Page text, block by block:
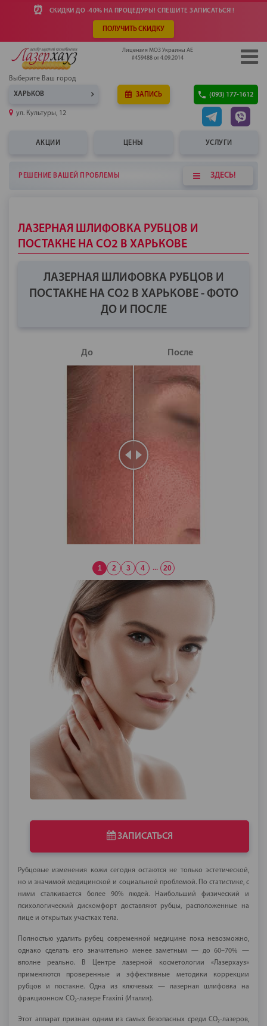
⏰ СКИДКИ ДО -40% НА ПРОЦЕДУРЫ! СПЕШИТЕ ​​ЗАПИСАТЬСЯ!!
ПОЛУЧИТЬ СКИДКУ
Лицензия МОЗ Украины АЕ
#459488 от 4.09.2014
Выберите Ваш город
ХАРЬКОВ
ул. Культуры, 12
ЗАПИСЬ (093) 177-1612
АКЦИИ ЦЕНЫ УСЛУГИ
РЕШЕНИЕ ВАШЕЙ ПРОБЛЕМЫ ЗДЕСЬ!
ЛАЗЕРНАЯ ШЛИФОВКА РУБЦОВ И
ПОСТАКНЕ НА СО2 В ХАРЬКОВЕ
ЛАЗЕРНАЯ ШЛИФОВКА РУБЦОВ И
ПОСТАКНЕ НА СО2 В ХАРЬКОВЕ - ФОТО
ДО И ПОСЛЕ
До После
1 2 3 4 ... 20
ЗАПИСАТЬСЯ
Рубцовые изменения кожи сегодня остаются не только эстетической,
но и значимой медицинской и социальной проблемой. По статистике, с
ними сталкивается более 90% людей. Наибольший физический и
психологический дискомфорт доставляют рубцы, расположенные на
лице и открытых участках тела.
Полностью удалить рубец современной медицине пока невозможно,
однако сделать его значительно менее заметным — до 60–70% —
вполне реально. В Центре лазерной косметологии «Лазерхауз»
применяются проверенные и эффективные методики коррекции
рубцов и постакне. Одна из ключевых — лазерная шлифовка на
фракционном CO₂-лазере Fraxini (Италия).
Этот аппарат признан одним из самых безопасных среди CO₂-лазеров,